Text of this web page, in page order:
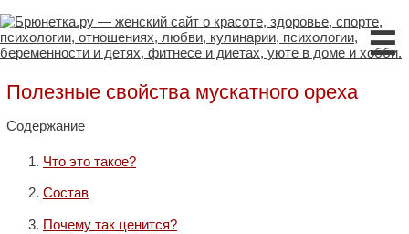
☰
Полезные свойства мускатного ореха
Содержание
Что это такое?
Состав
Почему так ценится?